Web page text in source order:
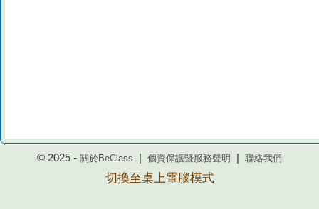
© 2025 - 關於BeClass 個資保護暨服務聲明 聯絡我們
切換至桌上電腦模式